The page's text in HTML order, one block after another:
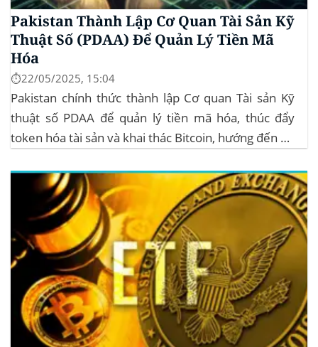
Pakistan Thành Lập Cơ Quan Tài Sản Kỹ
Thuật Số (PDAA) Để Quản Lý Tiền Mã
Hóa
⏱️22/05/2025, 15:04
Pakistan chính thức thành lập Cơ quan Tài sản Kỹ
thuật số PDAA để quản lý tiền mã hóa, thúc đẩy
token hóa tài sản và khai thác Bitcoin, hướng đến hệ
Hóa Mới tại Pakistan Chính phủ Pakistan...